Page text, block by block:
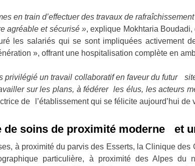
en train d’effectuer des travaux de
agréable et sécurisé », explique Mokhtaria
les salariés qui se sont impliquées activement
», offrant une hospitalisation complète en
privilégié un travail collaboratif en faveur du futur
sur les plans, à fédérer les élus, les acteurs
de l’établissement qui se félicite aujourd’hui
de soins de proximité moderne et
à proximité du parvis des Esserts, la Clinique
particulière, à proximité des Alpes